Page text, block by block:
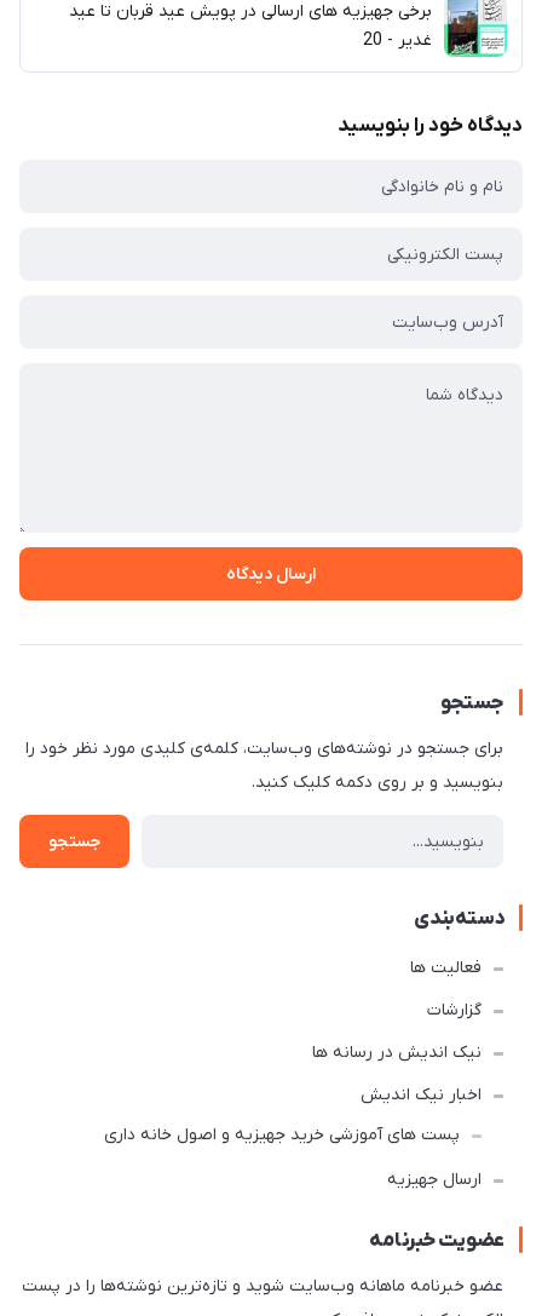
برخی جهیزیه های ارسالی در پویش عید قربان تا عید
غدیر - 20
دیدگاه خود را بنویسید
ارسال دیدگاه
جستجو
برای جستجو در نوشته‌های وب‌سایت، کلمه‌ی کلیدی مورد نظر خود را
بنویسید و بر روی دکمه کلیک کنید.
جستجو
دسته‌بندی
فعالیت ها
گزارشات
نیک اندیش در رسانه ها
اخبار نیک اندیش
پست های آموزشی خرید جهیزیه و اصول خانه داری
ارسال جهیزیه
عضویت خبرنامه
عضو خبرنامه ماهانه وب‌سایت شوید و تازه‌ترین نوشته‌ها را در پست